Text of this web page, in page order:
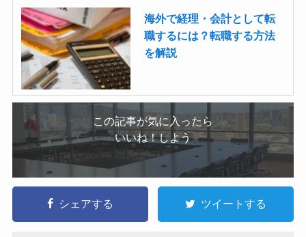
海外で経理・会計として転
職するには？転職する方法
を解説
この記事が気に入ったら
いいね！しよう
シェアする ツイートする